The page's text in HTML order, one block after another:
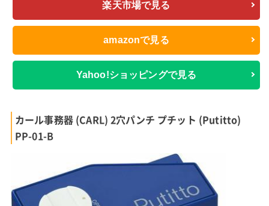
楽天市場で見る
amazonで見る
Yahoo!ショッピングで見る
カール事務器 (CARL) 2穴パンチ プチット (Putitto)
PP-01-B